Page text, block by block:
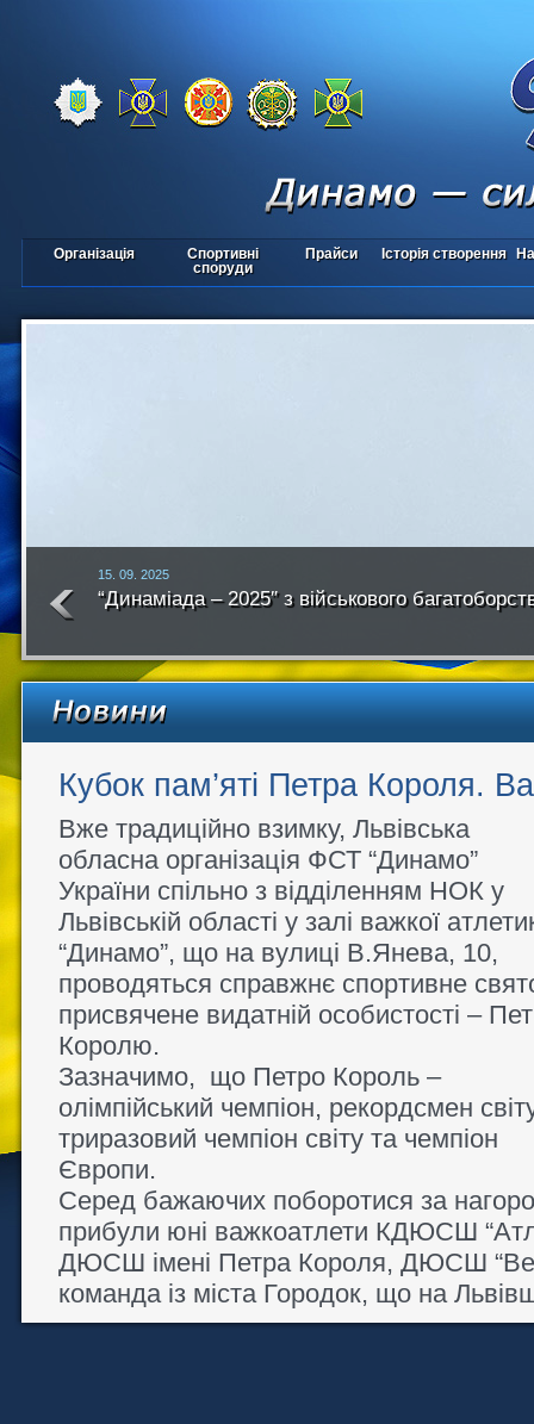
Організація
Спортивні
споруди
Прайси Історія створення
15. 09. 2025
“Динаміада – 2025″ з військового
року
Кубок пам’яті Петра Короля.
Вже традиційно взимку, Львівська
обласна організація ФСТ “Динамо”
України спільно з відділенням НОК у
Львівській області у залі важкої
“Динамо”, що на вулиці В.Янева, 10,
проводяться справжнє спортивне
присвячене видатній особистості –
Королю.
Зазначимо, що Петро Король –
олімпійський чемпіон, рекордсмен
триразовий чемпіон світу та чемпіон
Європи.
Серед бажаючих поборотися за
прибули юні важкоатлети КДЮСШ
ДЮСШ імені Петра Короля, ДЮСШ
команда із міста Городок, що на